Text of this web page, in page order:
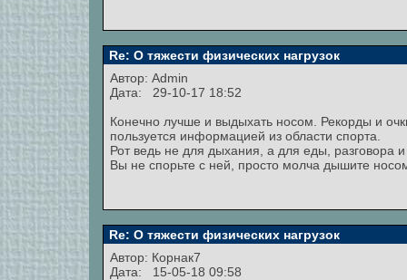
Re: О тяжести физических нагрузок
Автор: Admin
Дата: 29-10-17 18:52
Конечно лучше и выдыхать носом. Рекорды и
пользуется информацией из области спорта.
Рот ведь не для дыхания, а для еды, разговора и
Вы не спорьте с ней, просто молча дышите
Re: О тяжести физических нагрузок
Автор: Корнак7
Дата: 15-05-18 09:58